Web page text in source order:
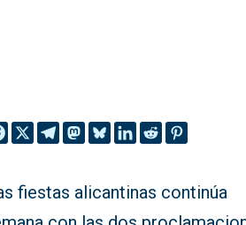
fiestas alicantinas continúa